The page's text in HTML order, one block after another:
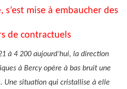
mise à embaucher des
de contractuels
à 4 200 aujourd’hui, la direction
à Bercy opère à bas bruit une
Une situation qui cristallise à elle